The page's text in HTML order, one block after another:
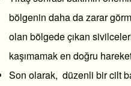
bölgenin daha da zarar
olan bölgede çıkan
kaşımamak en doğru
Son olarak, düzenli bir cilt